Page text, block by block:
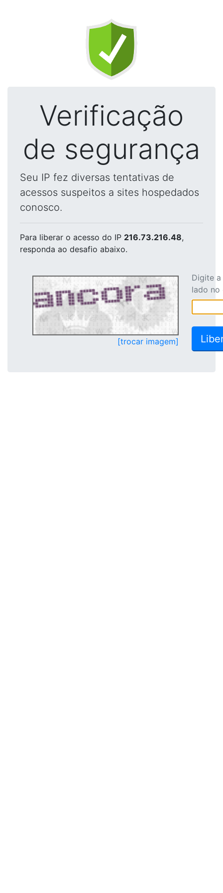
Verificação
de segurança
Seu IP fez diversas tentativas de
acessos suspeitos a sites hospedados
conosco.
Para liberar o acesso do IP 216.73.216.48,
responda ao desafio abaixo.
[trocar imagem]
Digite
lado no